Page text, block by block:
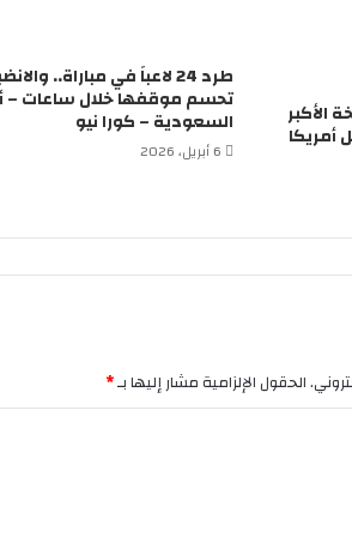
النسخة الأكبر
أمريكا
طرد 24 لاعباً في مباراة..
تحسم موقفها خلال ساعات –
السعودية – كورا نيو
6 أبريل، 2026
الحقول الإلزامية مشار إليها بـ*